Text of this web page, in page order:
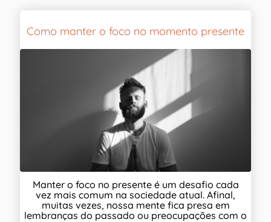
Como manter o foco no momento presente
Manter o foco no presente é um desafio cada
vez mais comum na sociedade atual. Afinal,
muitas vezes, nossa mente fica presa em
lembranças do passado ou preocupações com o